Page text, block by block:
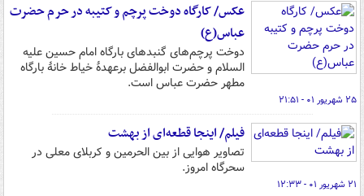
عکس/ کارگاه دوخت پرچم و کتیبه در حرم حضرت
عباس(ع)
دوخت پرچم‌های گنبدهای بارگاه امام حسین علیه
السلام و حضرت ابوالفضل برعهدهٔ خیاط خانهٔ بارگاه
مطهر حضرت عباس است.
۲۵ شهریور ۰۱ - ۲۱:۵۱
فیلم/ اینجا قطعه‌ای از بهشت
تصاویر هوایی از بین الحرمین و کربلای معلی در
سحرگاه امروز.
۲۱ شهریور ۰۱ - ۱۲:۳۳